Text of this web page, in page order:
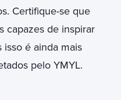
Certifique-se que
capazes de inspirar
é ainda mais
pelo YMYL.